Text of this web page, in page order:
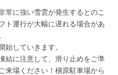
常に強い雪雲が発生するとのこ
ト運行が大幅に遅れる場合があ
始していきます。
結に注意して、滑り止めをご準
来場ください！槇原駐車場から